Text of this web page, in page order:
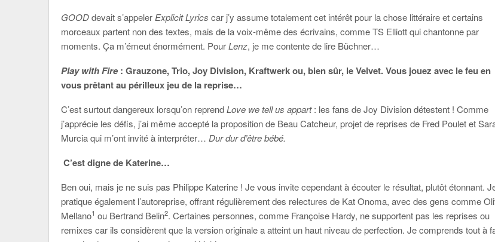
GOODdevait s’appeler ExplicitLyrics car j’y assume totalement cet intérêt pour la chose littéraire et certains
morceaux partent non des textes, mais de la voix-même des écrivains, comme TS Elliott qui chantonne par
moments. Ça m’émeut énormément. PourLenz, je me contente de lire Büchner…
Play with Fire: Grauzone, Trio, Joy Division, Kraftwerk ou, bien sûr, le Velvet. Vous jouez avec le feu en
vous prêtant au périlleux jeu de la reprise…
C’est surtout dangereux lorsqu’on reprendLove we tell us appart: les fans de Joy Division détestent ! Comme
j’apprécie les défis, j’ai même accepté la proposition de Beau Catcheur, projet de reprises de Fred Poulet et
Murcia qui m’ont invité à interpréter… Dur dur d’être bébé.
C’est digne de Katerine…
Ben oui, mais je ne suis pas Philippe Katerine ! Je vous invite cependant à écouter le résultat, plutôt étonnant.
pratique également l’autoreprise, offrant régulièrement des relectures de Kat Onoma, avec des gens comme
Mellano1 ou Bertrand Belin2. Certaines personnes, comme Françoise Hardy, ne supportent pas les reprises ou
remixes car ils considèrent que la version originale a atteint un haut niveau de perfection. Je comprends tout à